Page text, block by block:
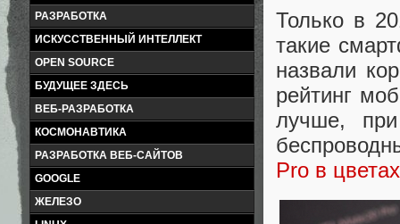
РАЗРАБОТКА
ИСКУССТВЕННЫЙ ИНТЕЛЛЕКТ
OPEN SOURCE
БУДУЩЕЕ ЗДЕСЬ
ВЕБ-РАЗРАБОТКА
КОСМОНАВТИКА
РАЗРАБОТКА ВЕБ-САЙТОВ
GOOGLE
ЖЕЛЕЗО
Только в
такие
назвали
рейтинг
лучше,
Pro в